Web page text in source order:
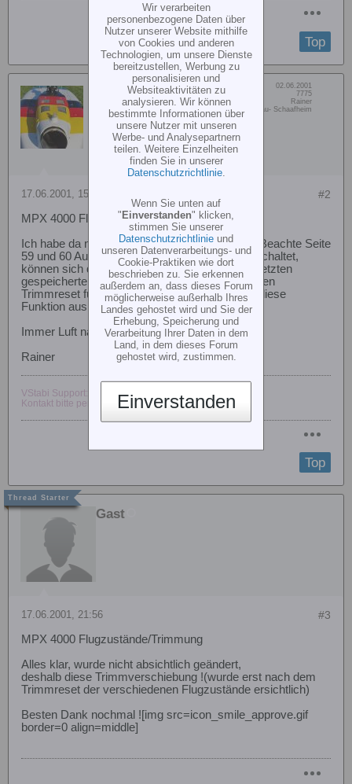
Top
Mikado-Heli.de
VStabi-Support
Dabei seit:
02.06.2001
Beiträge:
7775
Vorname:
Rainer
Wohn/Flugort:
Modellsportgruppe Bachgau- Schaafheim
#2
17.06.2001, 15:08
MPX 4000 Flugzustände/Trimmung
Ich habe da noch ne Anleitung einer MC 4000: Beachte Seite
59 und 60 Autotrimm-Funktion! Ist diese eingeschaltet,
können sich die eingesetllten Trimmungen zur letzten
gespeicherten Trimmung addieren! Mach mal nen
Trimmreset für jeden Flugzustand und schalte diese
Funktion aus.
Immer Luft nach unten lassen!
Rainer
VStabi Support:
http://www.vstabi.de
Kontakt bitte per Email, keine PN.
Top
Gast
#3
17.06.2001, 21:56
MPX 4000 Flugzustände/Trimmung
Alles klar, wurde nicht absichtlich geändert,
deshalb diese Trimmverschiebung !(wurde erst nach dem
Trimmreset der verschiedenen Flugzustände ersichtlich)
Besten Dank nochmal ![img src=icon_smile_approve.gif
border=0 align=middle]
Wir verarbeiten
personenbezogene Daten über
Nutzer unserer Website mithilfe
von Cookies und anderen
Technologien, um unsere Dienste
bereitzustellen, Werbung zu
personalisieren und
Websiteaktivitäten zu
analysieren. Wir können
bestimmte Informationen über
unsere Nutzer mit unseren
Werbe- und Analysepartnern
teilen. Weitere Einzelheiten
finden Sie in unserer
Datenschutzrichtlinie.
Wenn Sie unten auf
"Einverstanden" klicken,
stimmen Sie unserer
Datenschutzrichtlinie und
unseren Datenverarbeitungs- und
Cookie-Praktiken wie dort
beschrieben zu. Sie erkennen
außerdem an, dass dieses Forum
möglicherweise außerhalb Ihres
Landes gehostet wird und Sie der
Erhebung, Speicherung und
Verarbeitung Ihrer Daten in dem
Land, in dem dieses Forum
gehostet wird, zustimmen.
Einverstanden